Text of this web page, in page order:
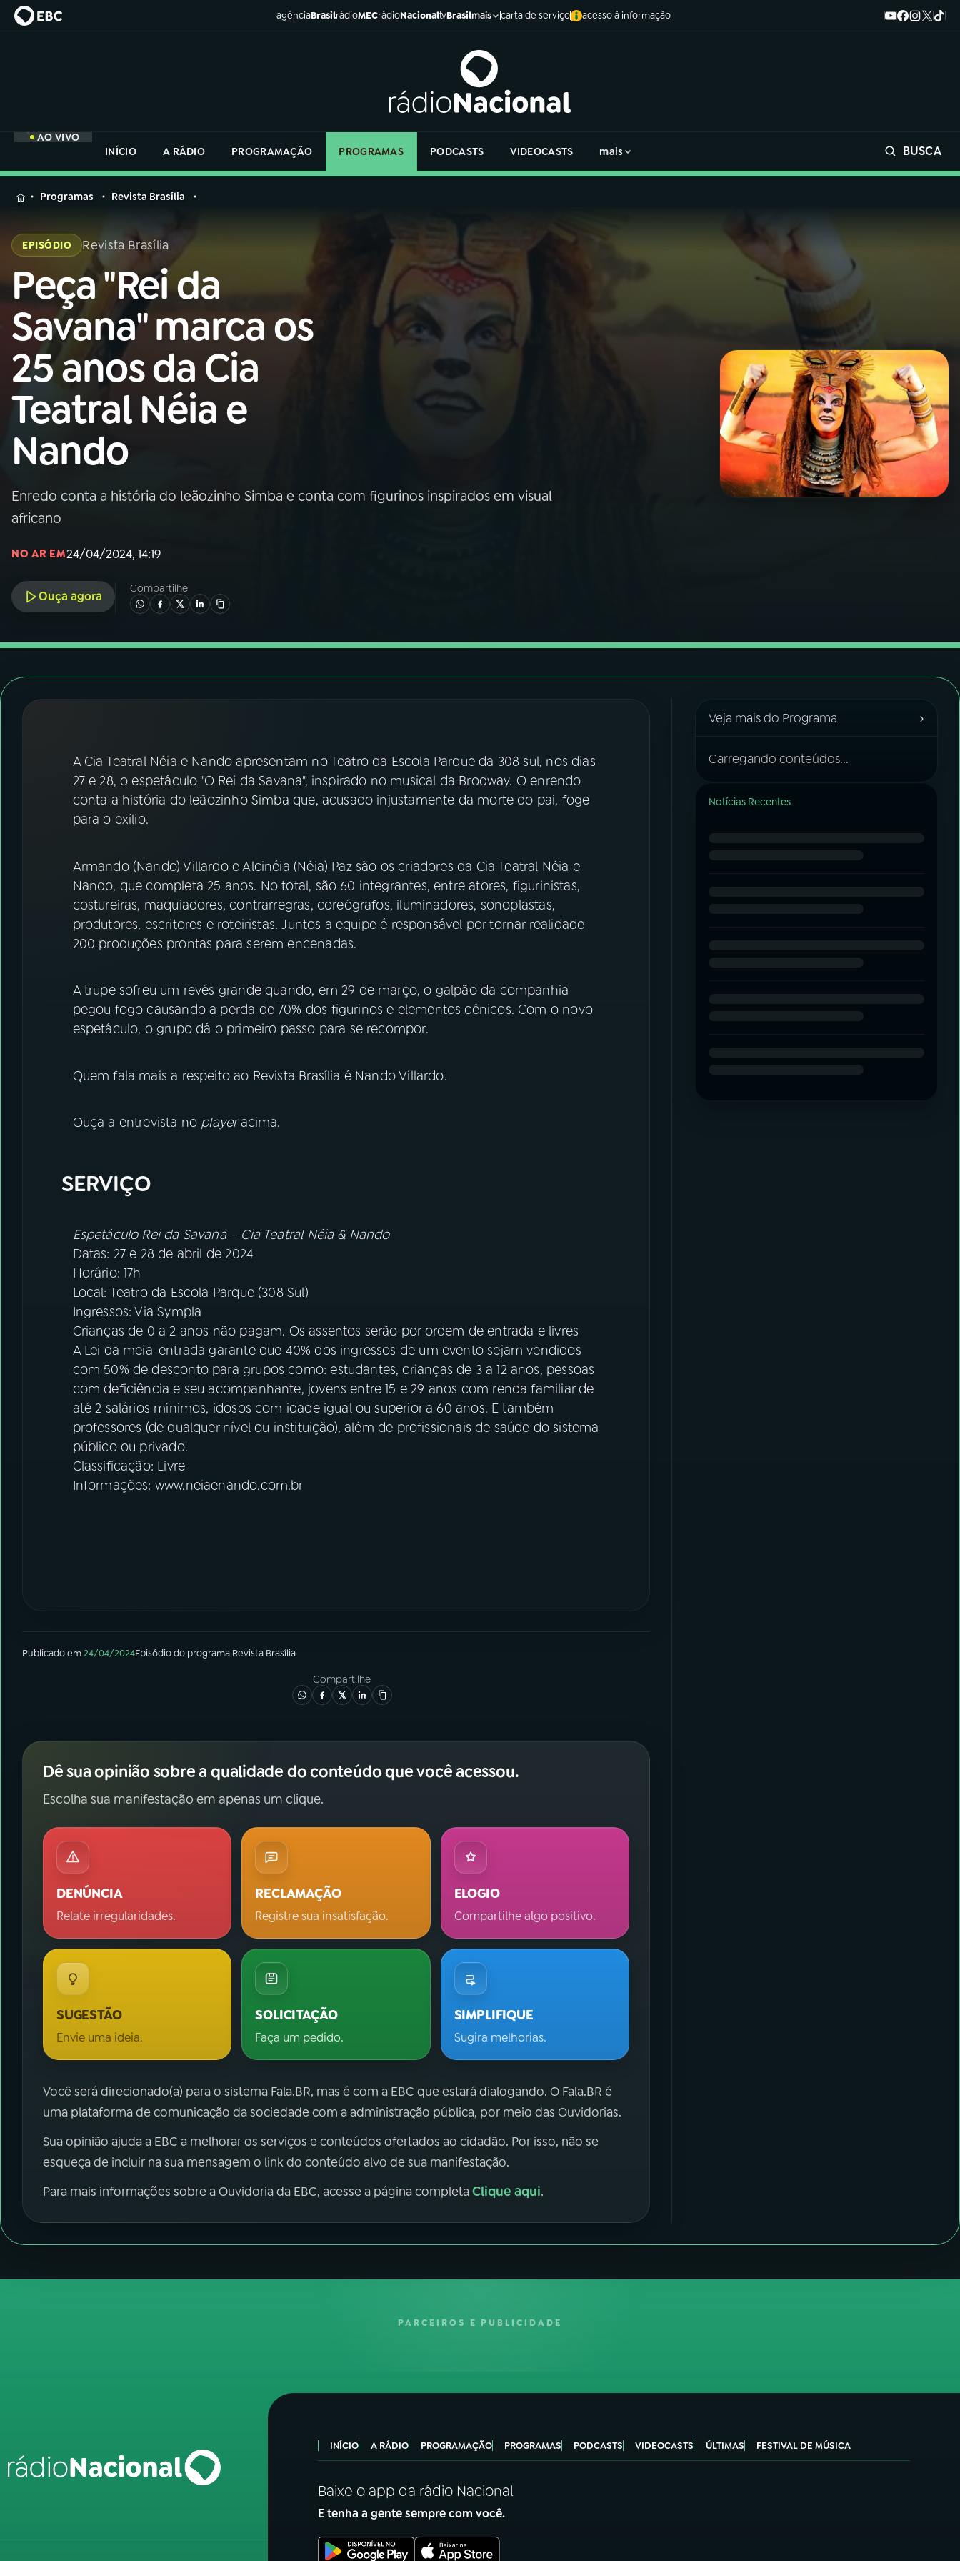
agênciaBrasilrádioMECrádioNacionaltvBrasilmais carta de serviço acesso à informação
AO VIVO
INÍCIO
A RÁDIO PROGRAMAÇÃO PROGRAMAS PODCASTS VIDEOCASTS mais BUSCA
MENU
Buscar
na
Rádio
Nacional
AO VIVO
01 INÍCIO
02A RÁDIO
03 PROGRAMAÇÃO
04PROGRAMAS
05 PODCASTS
06VIDEOCASTS
07ÚLTIMAS
YouTube Facebook
Instagram X
na
Rádio
Programas Revista Brasília
EPISÓDIO Revista Brasília
Peça "Rei da
Savana" marca os
25 anos da Cia
Teatral Néia e
Nando
Enredo conta a história do leãozinho Simba e conta com figurinos inspirados em visual
africano
NO AR EM24/04/2024, 14:19
Ouça agora
Compartilhe
A Cia Teatral Néia e Nando apresentam no Teatro da Escola Parque da 308 sul, nos dias
27 e 28, o espetáculo "O Rei da Savana", inspirado no musical da Brodway. O enrendo
conta a história do leãozinho Simba que, acusado injustamente da morte do pai, foge
para o exílio.
Armando (Nando) Villardo e Alcinéia (Néia) Paz são os criadores da Cia Teatral Néia e
Nando, que completa 25 anos. No total, são 60 integrantes, entre atores, figurinistas,
costureiras, maquiadores, contrarregras, coreógrafos, iluminadores, sonoplastas,
produtores, escritores e roteiristas. Juntos a equipe é responsável por tornar realidade
200 produções prontas para serem encenadas.
A trupe sofreu um revés grande quando, em 29 de março, o galpão da companhia
pegou fogo causando a perda de 70% dos figurinos e elementos cênicos. Com o novo
espetáculo, o grupo dá o primeiro passo para se recompor.
Quem fala mais a respeito ao Revista Brasília é Nando Villardo.
Ouça a entrevista no playeracima.
SERVIÇO
Espetáculo Rei da Savana – Cia Teatral Néia & Nando
Datas: 27 e 28 de abril de 2024
Horário: 17h
Local: Teatro da Escola Parque (308 Sul)
Ingressos: Via Sympla
Crianças de 0 a 2 anos não pagam. Os assentos serão por ordem de entrada e livres
A Lei da meia-entrada garante que 40% dos ingressos de um evento sejam vendidos
com 50% de desconto para grupos como: estudantes, crianças de 3 a 12 anos, pessoas
com deficiência e seu acompanhante, jovens entre 15 e 29 anos com renda familiar de
até 2 salários mínimos, idosos com idade igual ou superior a 60 anos. E também
professores (de qualquer nível ou instituição), além de profissionais de saúde do sistema
público ou privado.
Classificação: Livre
Informações: www.neiaenando.com.br
Publicado em24/04/2024Episódiodo programa Revista Brasília
Compartilhe
Dê sua opinião sobre a qualidade do conteúdo que você acessou.
Escolha sua manifestação em apenas um clique.
DENÚNCIA
Relate irregularidades.
RECLAMAÇÃO
Registre sua insatisfação.
ELOGIO
Compartilhe algo positivo.
SUGESTÃO
Envie uma ideia.
SOLICITAÇÃO
Faça um pedido.
SIMPLIFIQUE
Sugira melhorias.
Você será direcionado(a) para o sistema Fala.BR, mas é com a EBC que estará dialogando. O Fala.BR é
uma plataforma de comunicação da sociedade com a administração pública, por meio das Ouvidorias.
Sua opinião ajuda a EBC a melhorar os serviços e conteúdos ofertados ao cidadão. Por isso, não se
esqueça de incluir na sua mensagem o link do conteúdo alvo de sua manifestação.
Para mais informações sobre a Ouvidoria da EBC, acesse a página completaClique aqui.
Veja mais do Programa ›
Carregando conteúdos...
Notícias Recentes
PARCEIROS E PUBLICIDADE
INÍCIO A RÁDIO PROGRAMAÇÃO PROGRAMAS PODCASTS VIDEOCASTS ÚLTIMAS FESTIVAL DE MÚSICA
Baixe o app da rádio Nacional
E tenha a gente sempre com você.